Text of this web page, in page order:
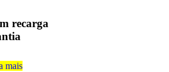
recarga
mais